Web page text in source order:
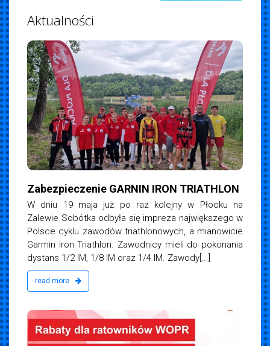
Aktualności
Zabezpieczenie GARNIN IRON TRIATHLON
W dniu 19 maja już po raz kolejny w Płocku na
Zalewie Sobótka odbyła się impreza największego w
Polsce cyklu zawodów triathlonowych, a mianowicie
Garmin Iron Triathlon. Zawodnicy mieli do pokonania
dystans 1/2 IM, 1/8 IM oraz 1/4 IM. Zawody[...]
read more